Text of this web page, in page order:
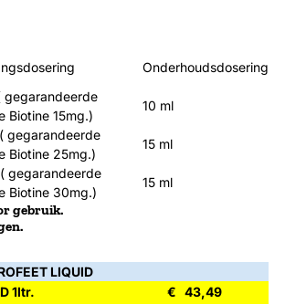
Onderhoudsdosering
gegarandeerde
Biotine 15mg.)
10 ml
gegarandeerde
Biotine 25mg.)
15 ml
gegarandeerde
Biotine 30mg.)
15 ml
gebruik.
LIQUID
1ltr.
€ 43,49